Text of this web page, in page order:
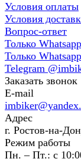
Условия оплаты
Условия
Вопрос-ответ
Только
Только
Telegram
Заказать звонок
E-mail
Адрес
г. Ростов-на-
Режим работы
Пн. – Пт.: с